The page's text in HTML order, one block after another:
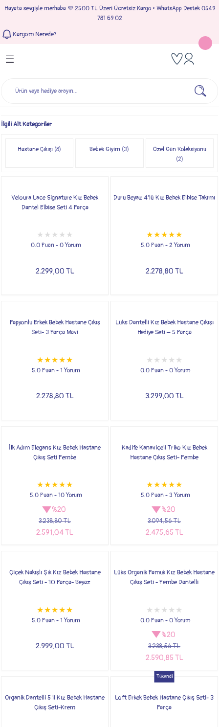
Hayata sevgiyle merhaba 💜 2500 TL Üzeri Ücretsiz Kargo • WhatsApp Destek 0549
781 69 02
Kargom Nerede?
Geri Dön
Geri Dön
Geri Dön
Geri Dön
İlgili Alt Kategoriler
Hastane Çıkışı (8) Bebek Giyim (3)
Özel Gün Koleksiyonu
(2)
Veloura Lace Signature Kız Bebek
Dantel Elbise Seti 4 Parça
0.0 Puan - 0 Yorum
2.299,00 TL
Duru Beyaz 4’lü Kız Bebek Elbise Takımı
5.0 Puan - 2 Yorum
2.278,80 TL
Papyonlu Erkek Bebek Hastane Çıkış
Seti- 3 Parça Mavi
5.0 Puan - 1 Yorum
2.278,80 TL
Lüks Dantelli Kız Bebek Hastane Çıkışı
Hediye Seti – 5 Parça
0.0 Puan - 0 Yorum
3.299,00 TL
İlk Adım Elegans Kız Bebek Hastane
Çıkış Seti Pembe
5.0 Puan - 10 Yorum
%20
3.238,80 TL
2.591,04 TL
Kadife Kanaviçeli Triko Kız Bebek
Hastane Çıkış Seti- Pembe
5.0 Puan - 3 Yorum
%20
3.094,56 TL
2.475,65 TL
Çiçek Nakışlı Şık Kız Bebek Hastane
Çıkış Seti - 10 Parça- Beyaz
5.0 Puan - 1 Yorum
2.999,00 TL
Lüks Organik Pamuk Kız Bebek Hastane
Çıkış Seti - Pembe Dantelli
0.0 Puan - 0 Yorum
%20
3.238,56 TL
2.590,85 TL
Organik Dantelli 5 li Kız Bebek Hastane
Çıkış Seti-Krem
Tükendi
Loft Erkek Bebek Hastane Çıkış Seti- 3
Parça